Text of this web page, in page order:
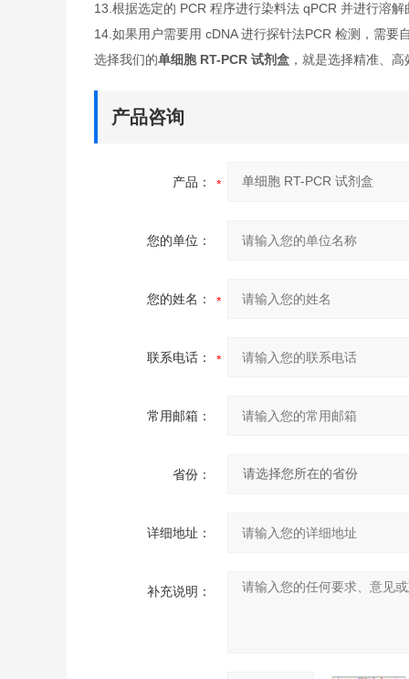
13.根据选定的 PCR 程序进行染料法 qPCR 并进行溶解
14.如果用户需要用 cDNA 进行探针法PCR 检测，需要
选择我们的单细胞 RT-PCR 试剂盒，就是选择精准、高
产品咨询
产品：
您的单位：
您的姓名：
联系电话：
常用邮箱：
省份：
详细地址：
补充说明：